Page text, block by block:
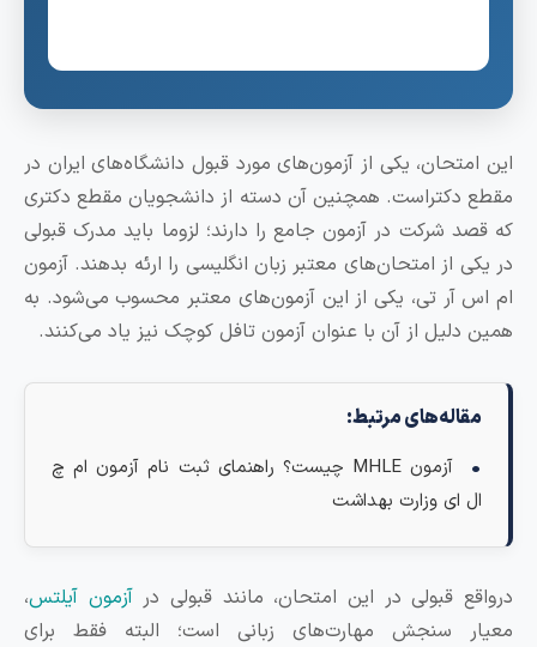
امتحان، یکی از آزمون‌های مورد قبول دانشگاه‌های ایران در
دکتراست. همچنین آن دسته از دانشجویان مقطع دکتری
قصد شرکت در آزمون جامع را دارند؛ لزوما باید مدرک قبولی
یکی از امتحان‌های معتبر زبان انگلیسی را ارئه بدهند. آزمون
اس آر تی، یکی از این آزمون‌های معتبر محسوب می‌شود. به
دلیل از آن با عنوان آزمون تافل کوچک نیز یاد می‌کنند.
مقاله‌های مرتبط:
آزمون MHLE چیست؟ راهنمای ثبت نام آزمون ام چ
ال ای وزارت بهداشت
قبولی در این امتحان، مانند قبولی در آزمون آیلتس،
سنجش مهارت‌های زبانی است؛ البته فقط برای